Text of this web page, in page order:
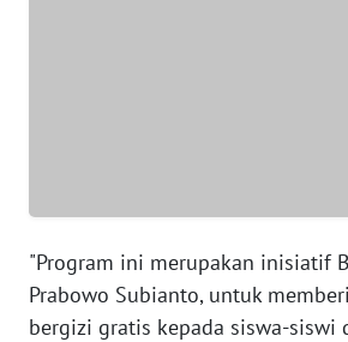
"Program ini merupakan inisiatif
Prabowo Subianto, untuk
bergizi gratis kepada siswa-siswi
BARAT
WN
RIAU